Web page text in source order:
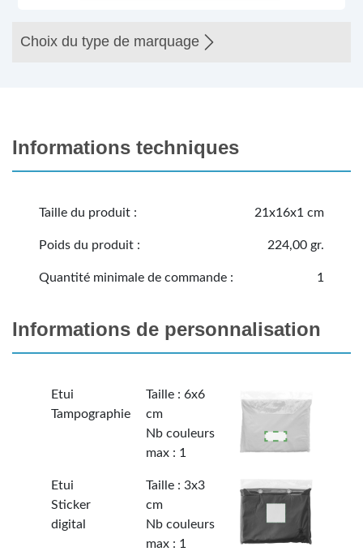
Choix du type de marquage
Informations techniques
Taille du produit : 21x16x1 cm
Poids du produit : 224,00 gr.
Quantité minimale de commande : 1
Informations de personnalisation
Etui
Tampographie
Taille : 6x6
cm
Nb couleurs
max : 1
Etui
Sticker
digital
Taille : 3x3
cm
Nb couleurs
max : 1